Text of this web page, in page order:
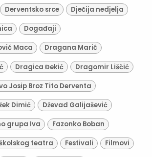
Derventsko srce Dječija nedjelja
Događaji
Maca Dragana Marić
Dragica Đekić Dragomir Liščić
Josip Broz Tito Derventa
Dimić Dževad Galijašević
grupa Iva Fazonko Boban
teatra Festivali Filmovi